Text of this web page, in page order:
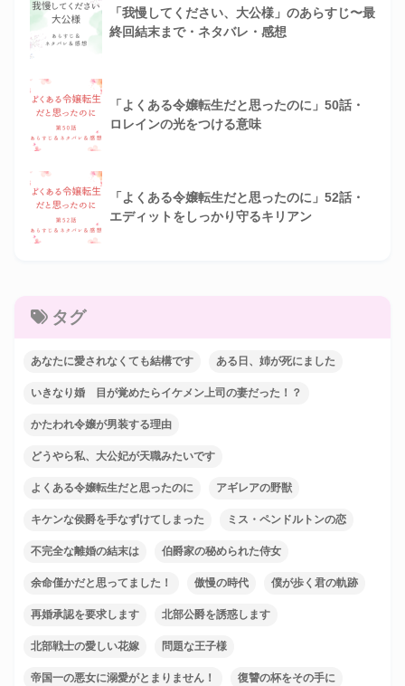
「我慢してください、大公様」のあらすじ〜最
終回結末まで・ネタバレ・感想
「よくある令嬢転生だと思ったのに」50話・
ロレインの光をつける意味
「よくある令嬢転生だと思ったのに」52話・
エディットをしっかり守るキリアン
タグ
あなたに愛されなくても結構です ある日、姉が死にました
いきなり婚 目が覚めたらイケメン上司の妻だった！？
かたわれ令嬢が男装する理由
どうやら私、大公妃が天職みたいです
よくある令嬢転生だと思ったのに アギレアの野獣
キケンな侯爵を手なずけてしまった ミス・ペンドルトンの恋
不完全な離婚の結末は 伯爵家の秘められた侍女
余命僅かだと思ってました！ 傲慢の時代 僕が歩く君の軌跡
再婚承認を要求します 北部公爵を誘惑します
北部戦士の愛しい花嫁 問題な王子様
帝国一の悪女に溺愛がとまりません！ 復讐の杯をその手に